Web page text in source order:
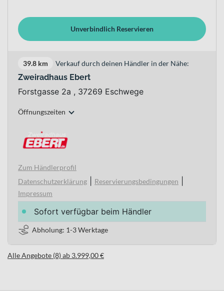
Unverbindlich Reservieren
39.8 km Verkauf durch deinen Händler in der Nähe:
Zweiradhaus Ebert
Forstgasse 2a , 37269 Eschwege
Öffnungszeiten
Zum Händlerprofil
Datenschutzerklärung
Reservierungsbedingungen
Impressum
Sofort verfügbar beim Händler
Abholung: 1-3 Werktage
Alle Angebote (8) ab 3.999,00 €